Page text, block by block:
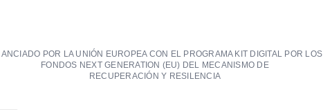
POR LA UNIÓN EUROPEA CON EL PROGRAMA KIT DIGITAL POR LOS
FONDOS NEXT GENERATION (EU) DEL MECANISMO DE
RECUPERACIÓN Y RESILENCIA